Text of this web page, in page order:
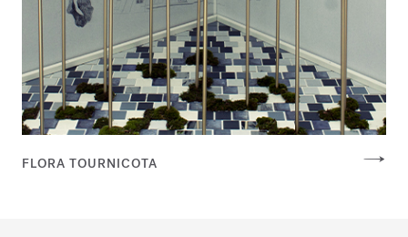
FLORA TOURNICOTA